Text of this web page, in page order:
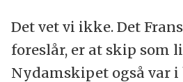
Det vet vi ikke. Det
foreslår, er at skip som
Nydamskipet også var